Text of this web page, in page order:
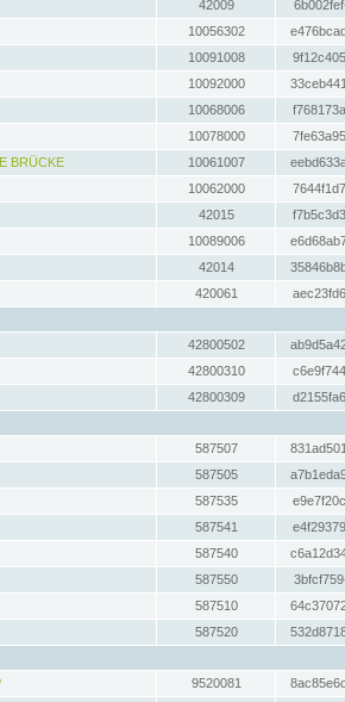
42009
10056302
10091008
10092000
10068006
10078000
BRÜCKE
10061007
10062000
42015
10089006
42014
420061
42800502
42800310
42800309
587507
587505
587535
587541
587540
587550
587510
587520
9520081